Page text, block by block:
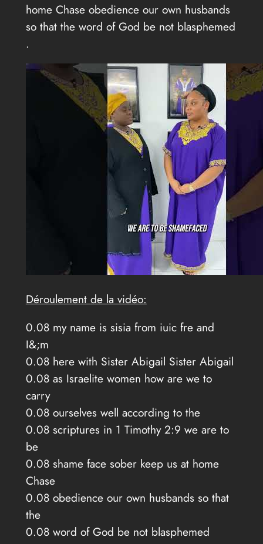
home Chase obedience our own husbands
so that the word of God be not blasphemed
.
Déroulement de la vidéo:
0.08 my name is sisia from iuic fre and
I&;m
0.08 here with Sister Abigail Sister Abigail
0.08 as Israelite women how are we to
carry
0.08 ourselves well according to the
0.08 scriptures in 1 Timothy 2:9 we are to
be
0.08 shame face sober keep us at home
Chase
0.08 obedience our own husbands so that
the
0.08 word of God be not blasphemed